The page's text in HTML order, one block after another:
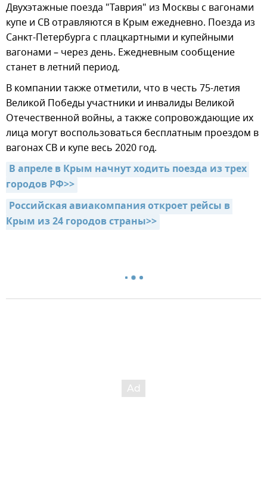
Двухэтажные поезда "Таврия" из Москвы с вагонами
купе и СВ отравляются в Крым ежедневно. Поезда из
Санкт-Петербурга с плацкартными и купейными
вагонами – через день. Ежедневным сообщение
станет в летний период.
В компании также отметили, что в честь 75-летия
Великой Победы участники и инвалиды Великой
Отечественной войны, а также сопровождающие их
лица могут воспользоваться бесплатным проездом в
вагонах СВ и купе весь 2020 год.
В апреле в Крым начнут ходить поезда из трех
городов РФ>>
Российская авиакомпания откроет рейсы в
Крым из 24 городов страны>>